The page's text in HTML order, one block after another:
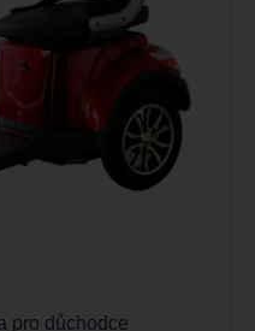
pro důchodce